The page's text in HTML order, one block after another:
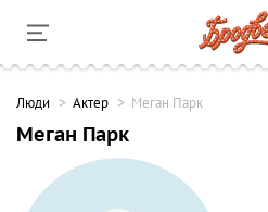
Люди Актер Меган Парк
Меган Парк